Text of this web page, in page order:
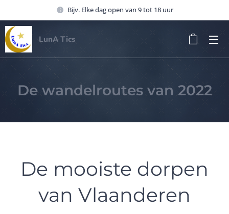
Bijv. Elke dag open van 9 tot 18 uur
LunA Tics
De wandelroutes van 2022
De mooiste dorpen
van Vlaanderen